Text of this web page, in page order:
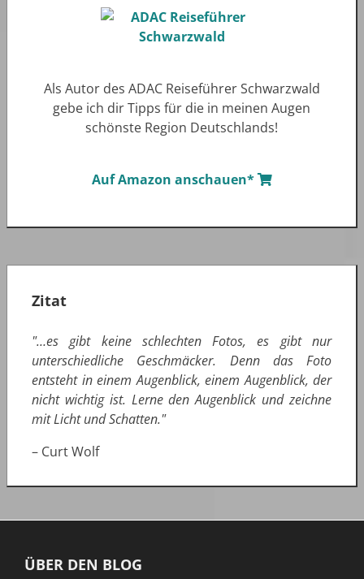
Als Autor des ADAC Reiseführer Schwarzwald
gebe ich dir Tipps für die in meinen Augen
schönste Region Deutschlands!
Auf Amazon anschauen*
Zitat
"…es gibt keine schlechten Fotos, es gibt nur
unterschiedliche Geschmäcker. Denn das Foto
entsteht in einem Augenblick, einem Augenblick, der
nicht wichtig ist. Lerne den Augenblick und zeichne
mit Licht und Schatten."
– Curt Wolf
ÜBER DEN BLOG